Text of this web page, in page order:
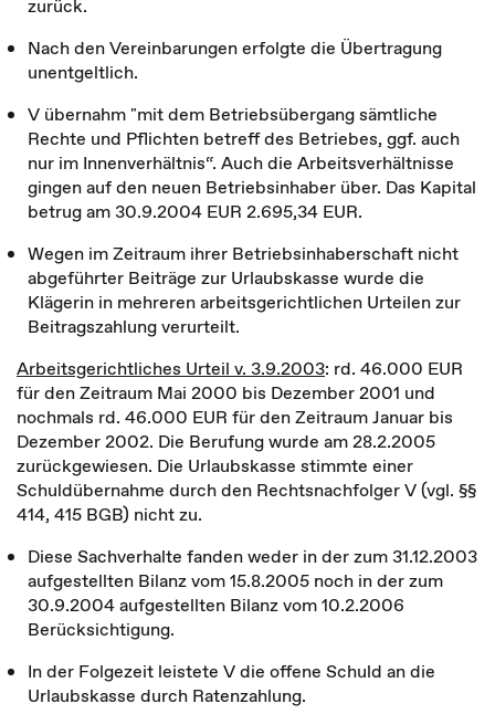
zurück.
Nach den Vereinbarungen erfolgte die Übertragung
unentgeltlich.
V übernahm "mit dem Betriebsübergang sämtliche
Rechte und Pflichten betreff des Betriebes, ggf. auch
nur im Innenverhältnis“. Auch die Arbeitsverhältnisse
gingen auf den neuen Betriebsinhaber über. Das Kapital
betrug am 30.9.2004 EUR 2.695,34 EUR.
Wegen im Zeitraum ihrer Betriebsinhaberschaft nicht
abgeführter Beiträge zur Urlaubskasse wurde die
Klägerin in mehreren arbeitsgerichtlichen Urteilen zur
Beitragszahlung verurteilt.
Arbeitsgerichtliches Urteil v. 3.9.2003: rd. 46.000 EUR
für den Zeitraum Mai 2000 bis Dezember 2001 und
nochmals rd. 46.000 EUR für den Zeitraum Januar bis
Dezember 2002. Die Berufung wurde am 28.2.2005
zurückgewiesen. Die Urlaubskasse stimmte einer
Schuldübernahme durch den Rechtsnachfolger V (vgl. §§
414, 415 BGB) nicht zu.
Diese Sachverhalte fanden weder in der zum 31.12.2003
aufgestellten Bilanz vom 15.8.2005 noch in der zum
30.9.2004 aufgestellten Bilanz vom 10.2.2006
Berücksichtigung.
In der Folgezeit leistete V die offene Schuld an die
Urlaubskasse durch Ratenzahlung.